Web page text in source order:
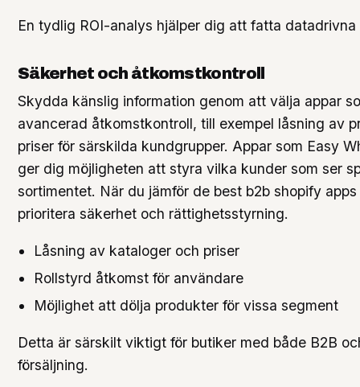
En tydlig ROI-analys hjälper dig att fatta datadrivna
Säkerhet och åtkomstkontroll
Skydda känslig information genom att välja appar
avancerad åtkomstkontroll, till exempel låsning av
priser för särskilda kundgrupper. Appar som Easy
ger dig möjligheten att styra vilka kunder som ser
sortimentet. När du jämför de best b2b shopify
prioritera säkerhet och rättighetsstyrning.
Låsning av kataloger och priser
Rollstyrd åtkomst för användare
Möjlighet att dölja produkter för vissa segment
Detta är särskilt viktigt för butiker med både B2B
försäljning.